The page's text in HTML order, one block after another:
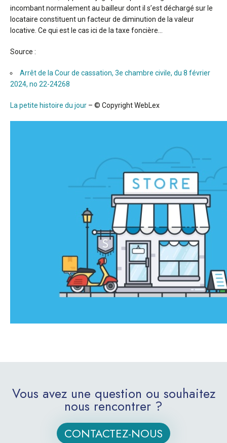
incombant normalement au bailleur dont il s’est déchargé sur le
locataire constituent un facteur de diminution de la valeur
locative. Ce qui est le cas ici de la taxe foncière…
Source :
Arrêt de la Cour de cassation, 3e chambre civile, du 8 février
2024, no 22-24268
La petite histoire du jour – © Copyright WebLex
Vous avez une question ou souhaitez
nous rencontrer ?
CONTACTEZ-NOUS